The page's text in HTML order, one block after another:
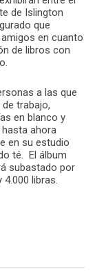
de Islington
que
en cuanto
de libros con
a las que
trabajo,
en blanco y
hasta ahora
en su estudio
té. El álbum
subastado por
libras.